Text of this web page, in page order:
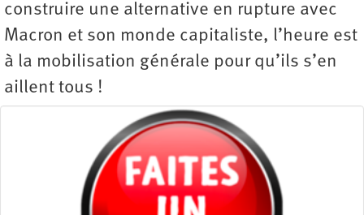
construire une alternative en rupture avec
Macron et son monde capitaliste, l’heure est
à la mobilisation générale pour qu’ils s’en
aillent tous !